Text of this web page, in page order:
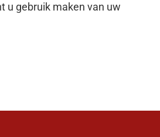
u gebruik maken van uw